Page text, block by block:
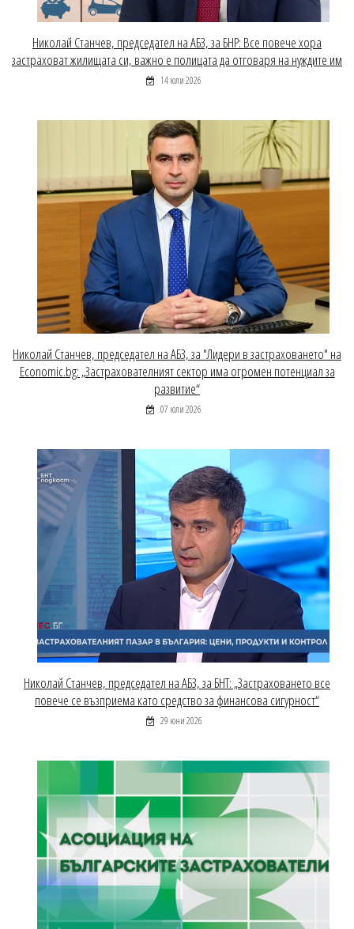
Николай Станчев, председател на АБЗ, за БНР: Все повече хора
застраховат жилищата си, важно е полицата да отговаря на нуждите им
14 юли 2026
Николай Станчев, председател на АБЗ, за "Лидери в застраховането" на
Economic.bg: „Застрахователният сектор има огромен потенциал за
развитие“
07 юли 2026
Николай Станчев, председател на АБЗ, за БНТ: „Застраховането все
повече се възприема като средство за финансова сигурност“
29 юни 2026